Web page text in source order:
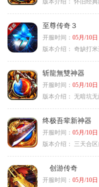
版本介绍： 怀旧经
至尊传奇３
开服时间： 05月/10日
版本介绍： 奇缺打米
斩龍無雙神器
开服时间： 05月/10日
版本介绍： 无暗坑
终极吾辈新神器
开服时间： 05月/10日
版本介绍：
三天合
创游传奇
开服时间： 05月/10日